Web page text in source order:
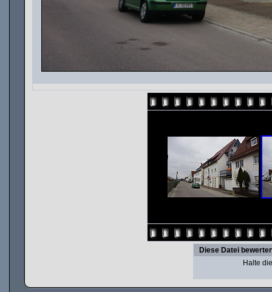
Diese Datei
Halte